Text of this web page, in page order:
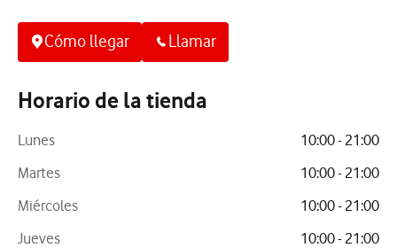
Cómo llegar Llamar
Horario de la tienda
Lunes
10:00 - 21:00
Martes
10:00 - 21:00
Miércoles
10:00 - 21:00
Jueves
10:00 - 21:00